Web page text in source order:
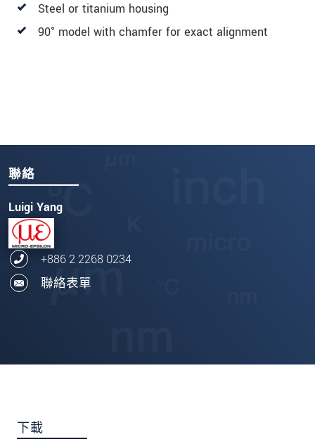
Steel or titanium housing
90° model with chamfer for exact alignment
聯絡
Luigi Yang
+886 2 2268 0234
聯絡表單
下載